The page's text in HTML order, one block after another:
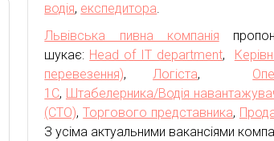
водія, експедитора.
Львівська пивна компанія
шукає: Head of IT department,
перевезення), Логіста,
1С, Штабелерника/Водія
(СТО),Торгового представника,
З усіма актуальними вакансіями